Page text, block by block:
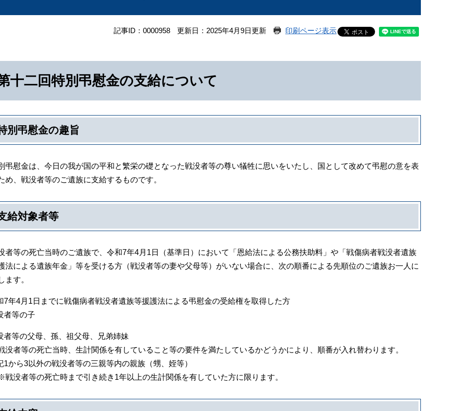
記事ID：0000958 更新日：2025年4月9日更新 印刷ページ表示
十二回特別弔慰金の支給について
別弔慰金の趣旨
弔慰金は、今日の我が国の平和と繁栄の礎となった戦没者等の尊い犠牲に思いをいたし、国として改めて弔慰の意を表
め、戦没者等のご遺族に支給するものです。
給対象者等
者等の死亡当時のご遺族で、令和7年4月1日（基準日）において「恩給法による公務扶助料」や「戦傷病者戦没者遺族
法による遺族年金」等を受ける方（戦没者等の妻や父母等）がいない場合に、次の順番による先順位のご遺族お一人に
ます。
7年4月1日までに戦傷病者戦没者遺族等援護法による弔慰金の受給権を取得した方
者等の子
者等の父母、孫、祖父母、兄弟姉妹
者等の死亡当時、生計関係を有していること等の要件を満たしているかどうかにより、順番が入れ替わります。
1から3以外の戦没者等の三親等内の親族（甥、姪等）
者等の死亡時まで引き続き1年以上の生計関係を有していた方に限ります。